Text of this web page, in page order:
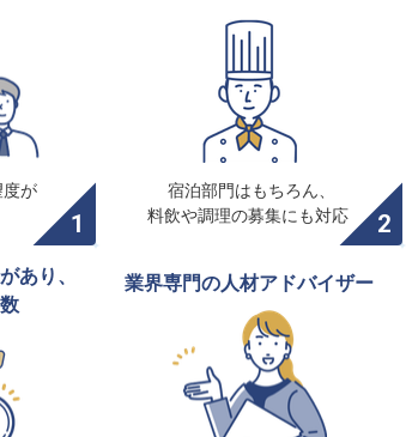
が
宿泊部門はもちろん、
料飲や調理の募集にも対応
あり、
業界専門の人材アドバイザー